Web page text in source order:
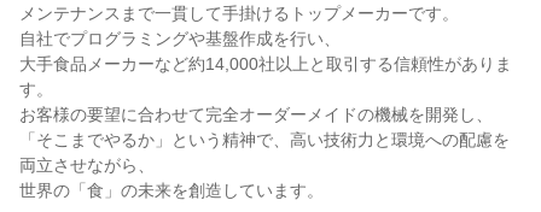
メンテナンスまで一貫して手掛けるトップメーカーです。
自社でプログラミングや基盤作成を行い、
大手食品メーカーなど約14,000社以上と取引する信頼性がありま
す。
お客様の要望に合わせて完全オーダーメイドの機械を開発し、
「そこまでやるか」という精神で、高い技術力と環境への配慮を
両立させながら、
世界の「食」の未来を創造しています。